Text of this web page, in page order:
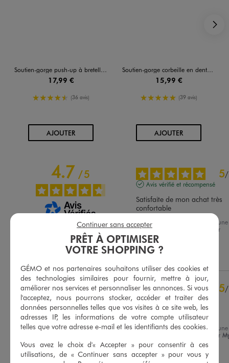
Soutien-gorge push-up à bretelles foulard femme
17,99 €
4.5/5 de moyenne
(36 avis)
AJOUTERAU PANIER
Soutien-gorge corbeille en dentelle avec bonnets souples
15,99 €
5/5 de moyenne
(39 avis)
AJOUTERAU PANIER
4.7/5
avis soumis à un
Voir tous les avis sur ce site
4étoiles
5
étoiles
2étoiles
0
1étoile 0
Trier les avis
5/
Avis vérifié et récompensé
Satisfaite de mon achat très
confortable
Avis du
, suite à une
expérience du
par
Delphine L.
Utile (0)
5/
Avis vérifié et récompensé
Très bien
Avis du26/07/2026 , suite à une
par
B.
Utile Signaler
PRÊT À OPTIMISER
VOTRE SHOPPING ?
GÉMO et nos partenaires souhaitons utiliser des cookies et
des technologies similaires pour fournir, mettre à jour,
améliorer nos services et personnaliser les annonces. Si vous
l'acceptez, nous pourrons stocker, accéder et traiter des
données personnelles telles que vos visites à ce site web, les
adresses IP, les informations de votre compte utilisateur
telles que votre adresse e-mail et les identifiants des cookies.
Vous avez le choix d'« Accepter » pour consentir à ces
utilisations, de « Continuer sans accepter » pour vous y
Continuer sans accepter